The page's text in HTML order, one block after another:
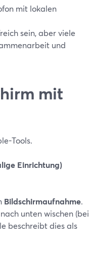
mit lokalen
sein, aber viele
und
mit
Tools.
Einrichtung)
Bildschirmaufnahme.
unten wischen (bei
beschreibt dies als